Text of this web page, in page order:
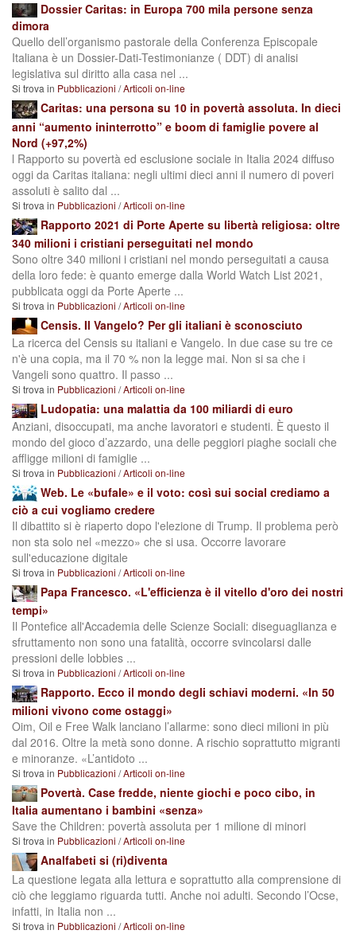
Dossier Caritas: in Europa 700 mila persone senza
dimora
Quello dell’organismo pastorale della Conferenza Episcopale
Italiana è un Dossier-Dati-Testimonianze ( DDT) di analisi
legislativa sul diritto alla casa nel ...
Si trova in Pubblicazioni /Articoli on-line
Caritas: una persona su 10 in povertà assoluta. In dieci
anni “aumento ininterrotto” e boom di famiglie povere al
Nord (+97,2%)
l Rapporto su povertà ed esclusione sociale in Italia 2024 diffuso
oggi da Caritas italiana: negli ultimi dieci anni il numero di poveri
assoluti è salito dal ...
Si trova in Pubblicazioni /Articoli on-line
Rapporto 2021 di Porte Aperte su libertà religiosa: oltre
340 milioni i cristiani perseguitati nel mondo
Sono oltre 340 milioni i cristiani nel mondo perseguitati a causa
della loro fede: è quanto emerge dalla World Watch List 2021,
pubblicata oggi da Porte Aperte ...
Si trova in Pubblicazioni /Articoli on-line
Censis. Il Vangelo? Per gli italiani è sconosciuto
La ricerca del Censis su italiani e Vangelo. In due case su tre ce
n'è una copia, ma il 70 % non la legge mai. Non si sa che i
Vangeli sono quattro. Il passo ...
Si trova in Pubblicazioni /Articoli on-line
Ludopatia: una malattia da 100 miliardi di euro
Anziani, disoccupati, ma anche lavoratori e studenti. È questo il
mondo del gioco d’azzardo, una delle peggiori piaghe sociali che
affligge milioni di famiglie ...
Si trova in Pubblicazioni /Articoli on-line
Web. Le «bufale» e il voto: così sui social crediamo a
ciò a cui vogliamo credere
Il dibattito si è riaperto dopo l'elezione di Trump. Il problema però
non sta solo nel «mezzo» che si usa. Occorre lavorare
sull'educazione digitale
Si trova in Pubblicazioni /Articoli on-line
Papa Francesco. «L'efficienza è il vitello d'oro dei nostri
tempi»
Il Pontefice all'Accademia delle Scienze Sociali: diseguaglianza e
sfruttamento non sono una fatalità, occorre svincolarsi dalle
pressioni delle lobbies ...
Si trova in Pubblicazioni /Articoli on-line
Rapporto. Ecco il mondo degli schiavi moderni. «In 50
milioni vivono come ostaggi»
Oim, Oil e Free Walk lanciano l’allarme: sono dieci milioni in più
dal 2016. Oltre la metà sono donne. A rischio soprattutto migranti
e minoranze. «L’antidoto ...
Si trova in Pubblicazioni /Articoli on-line
Povertà. Case fredde, niente giochi e poco cibo, in
Italia aumentano i bambini «senza»
Save the Children: povertà assoluta per 1 milione di minori
Si trova in Pubblicazioni /Articoli on-line
Analfabeti si (ri)diventa
La questione legata alla lettura e soprattutto alla comprensione di
ciò che leggiamo riguarda tutti. Anche noi adulti. Secondo l’Ocse,
infatti, in Italia non ...
Si trova in Pubblicazioni /Articoli on-line